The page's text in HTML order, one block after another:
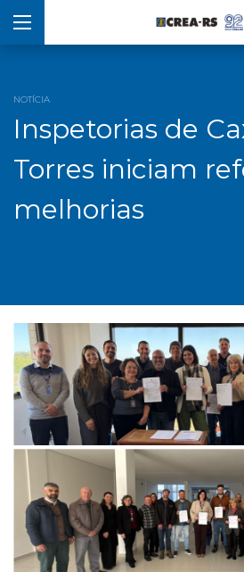
NOTÍCIA
Inspetorias de
Torres iniciam
melhorias